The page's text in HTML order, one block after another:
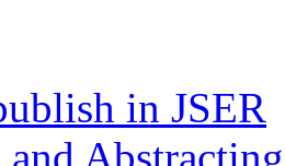
in JSER